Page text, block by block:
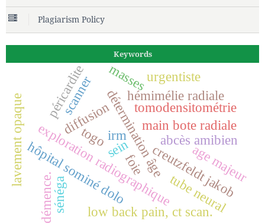
Plagiarism Policy
Keywords
creutzfeldt jakob
détermination âge
hôpital sominé dolo
exploration radiographiquemain bote radiale
hémimélie radiale
démence.
diffusionirm
sein
péricardite
foie
abcès amibien
sénéga low back pain, ct scan.
scanner masses
tomodensitométrie
tube neural
togo
age majeur
urgentiste
lavement opaque